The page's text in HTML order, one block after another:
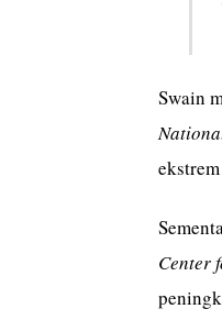
Swain
Center